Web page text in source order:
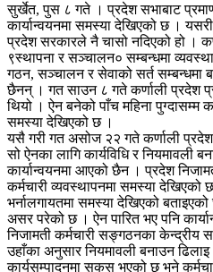
सुर्खेत, पुस ८ गते । प्रदेश सभाबाट
कार्यान्वयनमा समस्या देखिएको छ ।
प्रदेश सरकारले नै चासो नदिएको हो ।
९स्थापना र सञ्चालन० सम्बन्धमा
गठन, सञ्चालन र सेवाको सर्त
छैनन् । गत साउन ८ गते कर्णाली प्रदेश
थियो । ऐन बनेको पाँच महिना पुग्दासम्म
समस्या देखिएको छ ।
यसै गरी गत असोज २२ गते कर्णाली प्रदेश
सो ऐनका लागि कार्यविधि र नियमावली
कार्यान्वयनमा आएको छैन । प्रदेश
कर्मचारी व्यवस्थापनमा समस्या देखिएको
भर्नालगायतमा समस्या देखिएको
असर परेको छ । ऐन पारित भए पनि
निजामती कर्मचारी सङ्गठनका केन्द्रीय
उहाँका अनुसार नियमावली बनाउन
कार्यसम्पादनमा सकस भएको छ भने